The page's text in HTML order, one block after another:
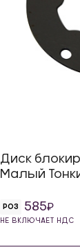
Диск
Малый
РОЗ 585
НЕ ВКЛЮЧАЕТ НДС